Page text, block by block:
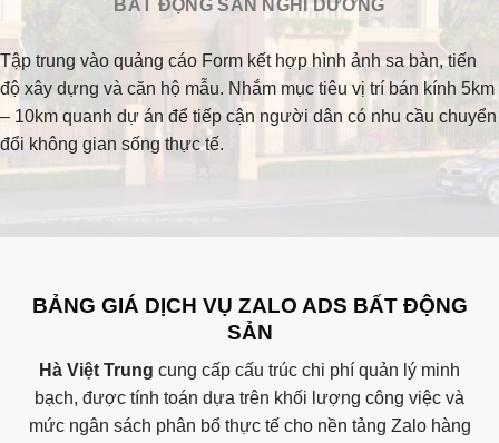
BẤT ĐỘNG SẢN NGHỈ DƯỠNG
Tập trung vào quảng cáo Form kết hợp hình ảnh sa bàn, tiến
độ xây dựng và căn hộ mẫu. Nhắm mục tiêu vị trí bán kính 5km
– 10km quanh dự án để tiếp cận người dân có nhu cầu chuyển
đổi không gian sống thực tế.
BẢNG GIÁ DỊCH VỤ ZALO ADS BẤT ĐỘNG
SẢN
Hà Việt Trung cung cấp cấu trúc chi phí quản lý minh
bạch, được tính toán dựa trên khối lượng công việc và
mức ngân sách phân bổ thực tế cho nền tảng Zalo hàng